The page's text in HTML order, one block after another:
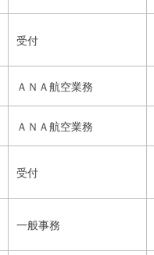
受付
ＡＮＡ航空業務
ＡＮＡ航空業務
受付
一般事務